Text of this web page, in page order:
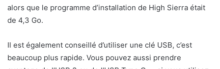
alors que le programme d’installation de High Sierra était
de 4,3 Go.
Il est également conseillé d’utiliser une clé USB, c’est
beaucoup plus rapide. Vous pouvez aussi prendre